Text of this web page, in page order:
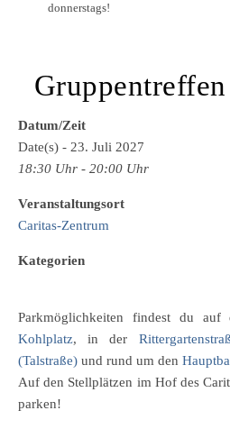
donnerstags!
Datum/Zeit
Date(s) - 23. Juli 2027
18:30 Uhr - 20:00 Uhr
Veranstaltungsort
Caritas-Zentrum
Kategorien
Parkmöglichkeiten findest du
Kohlplatz, in der
(Talstraße) und rund um den
Auf den Stellplätzen im Hof des
parken!